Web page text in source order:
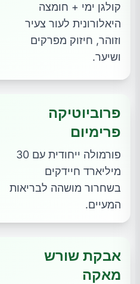
קולגן ימי + חומצה
היאלורונית לעור צעיר
וזוהר, חיזוק מפרקים
ושיער.
פרוביוטיקה
פרימיום
פורמולה ייחודית עם 30
מיליארד חיידקים
בשחרור מושהה לבריאות
המעיים.
אבקת שורש
מאקה